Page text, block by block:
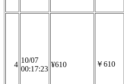
4
10/07
00:17:23
¥610 ￥610